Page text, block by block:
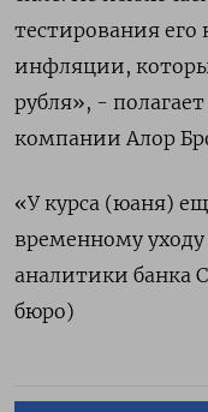
тестирования
инфляции,
рубля», -
компании Алор
«У курса (юаня)
временному
аналитики банка
бюро)